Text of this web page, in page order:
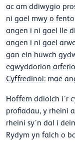
ac am ddiwygio
ni gael mwy o
angen i ni gael lle
angen i ni gael
gan ein huwch
egwyddorion
Cyffredinol: mae
Hoffem ddiolch i’r
profiadau, y rheini
rheini sy’n dal i
Rydym yn falch o